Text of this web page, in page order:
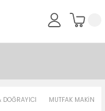
DOĞRAYICI MUTFAK MAKİNESİ